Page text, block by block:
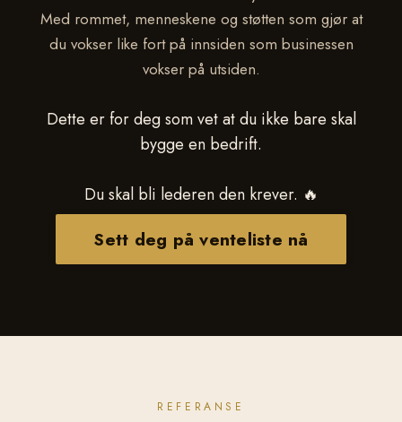
Med rommet, menneskene og støtten som gjør at
du vokser like fort på innsiden som businessen
vokser på utsiden.
Dette er for deg som vet at du ikke bare skal
bygge en bedrift.
Du skal bli lederen den krever. 🔥
Sett deg på venteliste nå
REFERANSE